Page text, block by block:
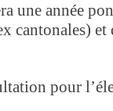
une année
cantonales) et
pour